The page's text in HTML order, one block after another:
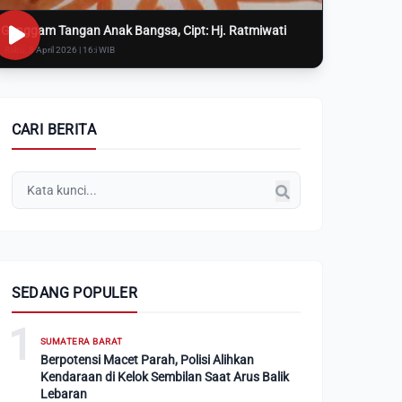
Genggam Tangan Anak Bangsa, Cipt: Hj. Ratmiwati
Rabu, 8 April 2026 | 16:i WIB
CARI BERITA
SEDANG POPULER
1 SUMATERA BARAT
Berpotensi Macet Parah, Polisi Alihkan
Kendaraan di Kelok Sembilan Saat Arus Balik
Lebaran